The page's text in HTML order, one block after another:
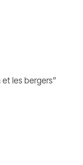
et les bergers”